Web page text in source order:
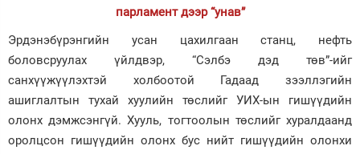
парламент дээр “унав”
Эрдэнэбүрэнгийн усан цахилгаан станц, нефть
боловсруулах үйлдвэр, “Сэлбэ дэд төв”-ийг
санхүүжүүлэхтэй холбоотой Гадаад зээллэгийн
ашиглалтын тухай хуулийн төслийг УИХ-ын гишүүдийн
олонх дэмжсэнгүй. Хууль, тогтоолын төслийг хуралдаанд
оролцсон гишүүдийн олонх бус нийт гишүүдийн олонхи